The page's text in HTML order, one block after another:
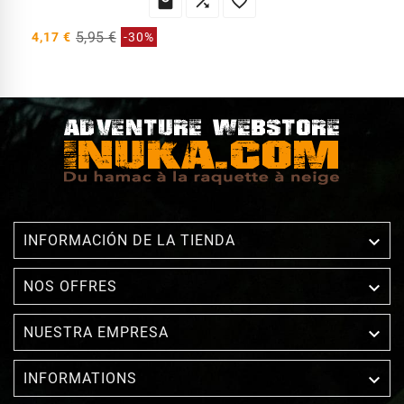
4,17 € 5,95 € -30%
INFORMACIÓN DE LA TIENDA 
NOS OFFRES 
NUESTRA EMPRESA 
INFORMATIONS 